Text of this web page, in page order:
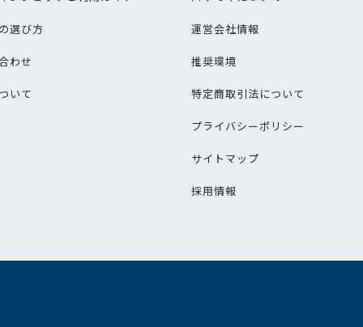
選び方
わせ
いて
運営会社情報
推奨環境
特定商取引法について
プライバシーポリシー
サイトマップ
採用情報